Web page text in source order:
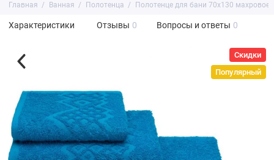
Главная Ванная Полотенца Полотенце для бани 70х130
Характеристики Отзывы 0 Вопросы и ответы 0
Скидки
Популярный